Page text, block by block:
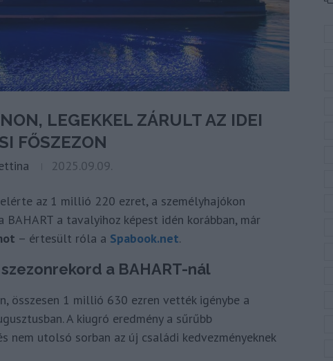
LEGEKKEL ZÁRULT AZ IDEI
FŐSZEZON
2025.09.09.
az 1 millió 220 ezret, a személyhajókon
a tavalyihoz képest idén korábban, már
– értesült róla a Spabook.net.
a BAHART-nál
összesen 1 millió 630 ezren vették igénybe a
A kiugró eredmény a sűrűbb
nem utolsó sorban az új családi kedvezményeknek